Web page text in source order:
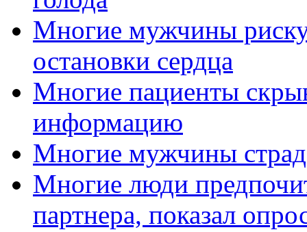
Многие мужчины
остановки сердца
Многие пациенты
информацию
Многие мужчины
Многие люди
партнера, показал